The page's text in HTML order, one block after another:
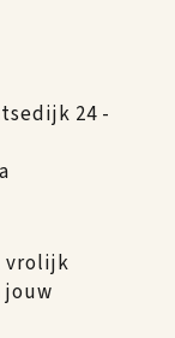
24 -
vrolijk
jouw